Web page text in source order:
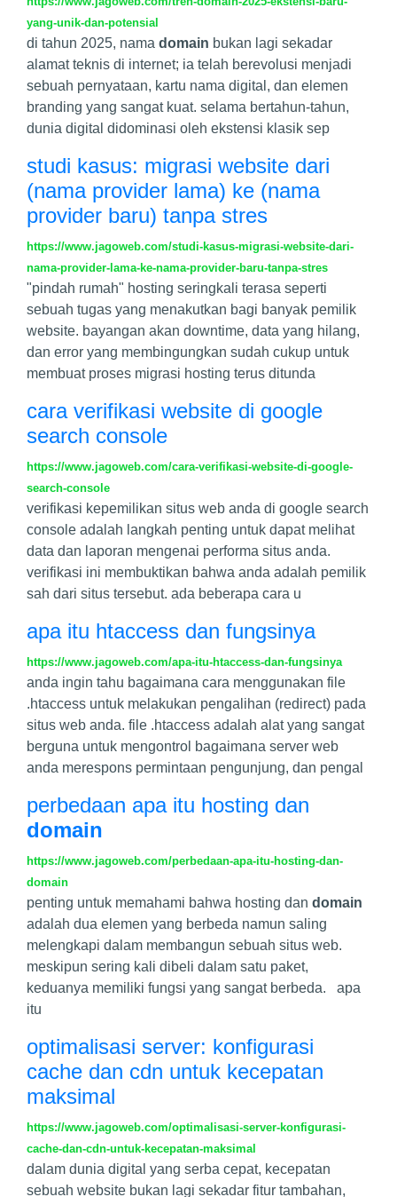
yang-unik-dan-potensial
di tahun 2025, nama domain bukan lagi sekadar
alamat teknis di internet; ia telah berevolusi menjadi
sebuah pernyataan, kartu nama digital, dan elemen
branding yang sangat kuat. selama bertahun-tahun,
dunia digital didominasi oleh ekstensi klasik sep
studi kasus: migrasi website dari
(nama provider lama) ke (nama
provider baru) tanpa stres
https://www.jagoweb.com/studi-kasus-migrasi-website-dari-
nama-provider-lama-ke-nama-provider-baru-tanpa-stres
"pindah rumah" hosting seringkali terasa seperti
sebuah tugas yang menakutkan bagi banyak pemilik
website. bayangan akan downtime, data yang hilang,
dan error yang membingungkan sudah cukup untuk
membuat proses migrasi hosting terus ditunda
cara verifikasi website di google
search console
https://www.jagoweb.com/cara-verifikasi-website-di-google-
search-console
verifikasi kepemilikan situs web anda di google search
console adalah langkah penting untuk dapat melihat
data dan laporan mengenai performa situs anda.
verifikasi ini membuktikan bahwa anda adalah pemilik
sah dari situs tersebut. ada beberapa cara u
apa itu htaccess dan fungsinya
https://www.jagoweb.com/apa-itu-htaccess-dan-fungsinya
anda ingin tahu bagaimana cara menggunakan file
.htaccess untuk melakukan pengalihan (redirect) pada
situs web anda. file .htaccess adalah alat yang sangat
berguna untuk mengontrol bagaimana server web
anda merespons permintaan pengunjung, dan pengal
perbedaan apa itu hosting dan
domain
https://www.jagoweb.com/perbedaan-apa-itu-hosting-dan-
domain
penting untuk memahami bahwa hosting dan domain
adalah dua elemen yang berbeda namun saling
melengkapi dalam membangun sebuah situs web.
meskipun sering kali dibeli dalam satu paket,
keduanya memiliki fungsi yang sangat berbeda. apa
itu
optimalisasi server: konfigurasi
cache dan cdn untuk kecepatan
maksimal
https://www.jagoweb.com/optimalisasi-server-konfigurasi-
cache-dan-cdn-untuk-kecepatan-maksimal
dalam dunia digital yang serba cepat, kecepatan
sebuah website bukan lagi sekadar fitur tambahan,